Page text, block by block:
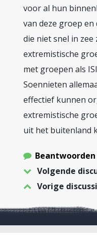
voor al hun
van deze groep
die niet snel in zee
extremistische
met groepen als
Soennieten
effectief kunnen
extremistische
uit het buitenland
Beantwoorden
Volgende
Vorige